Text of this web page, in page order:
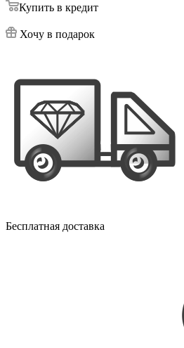
Купить в кредит
Хочу в подарок
Бесплатная доставка